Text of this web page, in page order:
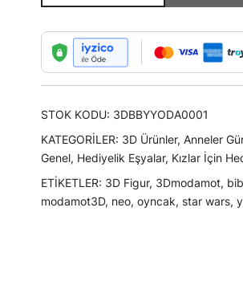
Yoda
Figürleri
adet
STOK KODU: 3DBBYYODA0001
KATEGORILER: 3D Ürünler, Anneler
Genel, Hediyelik Eşyalar, Kızlar İçin
ETIKETLER: 3D Figur, 3Dmodamot,
modamot3D, neo, oyncak, star wars,